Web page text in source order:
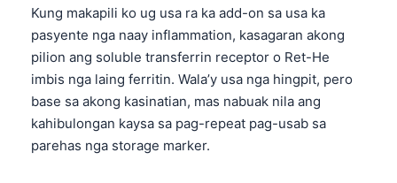
Kung makapili ko ug usa ra ka add-on sa usa ka
pasyente nga naay inflammation, kasagaran akong
pilion ang soluble transferrin receptor o Ret-He
imbis nga laing ferritin. Wala’y usa nga hingpit, pero
base sa akong kasinatian, mas nabuak nila ang
kahibulongan kaysa sa pag-repeat pag-usab sa
parehas nga storage marker.
Português
Ελληνικά
Română